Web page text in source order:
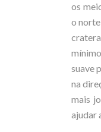
os
o
suave
na
mais
ajudar